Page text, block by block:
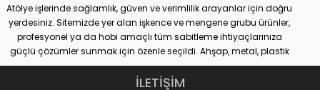
Atölye işlerinde sağlamlık, güven ve verimlilik arayanlar için doğru
yerdesiniz. Sitemizde yer alan işkence ve mengene grubu ürünler,
profesyonel ya da hobi amaçlı tüm sabitleme ihtiyaçlarınıza
güçlü çözümler sunmak için özenle seçildi. Ahşap, metal, plastik
gibi farklı yüzeylerde güvenli tutuş sağlayan ürünlerimiz;
marangozluk, kaynak, delme, montaj ve tamir gibi pek çok alanda
İLETİŞİM